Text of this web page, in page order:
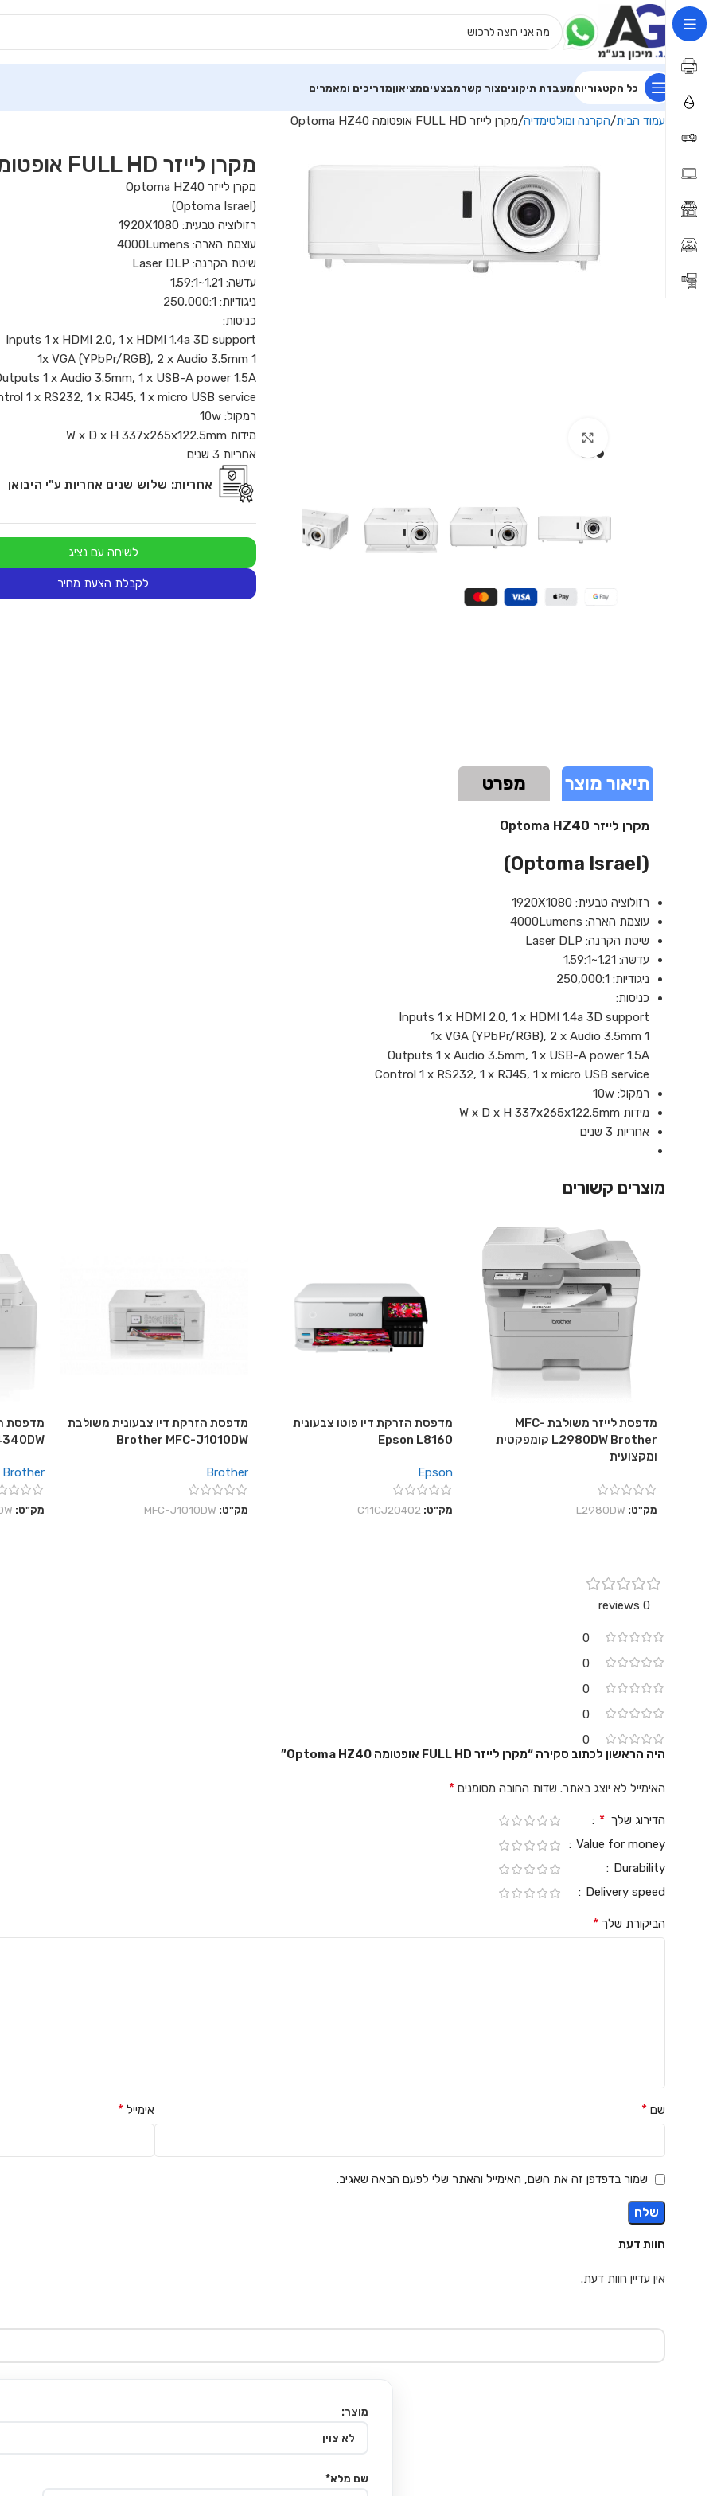
כל הקטגוריותמעבדת תיקוניםצור קשרמבצעיםמציאוןמדריכים ומאמרים
עמוד הבית הקרנה ומולטימדיה מקרן לייזר FULL HD אופטומה Optoma HZ40
מקרן לייזר FULL HD אופטומה Optoma HZ40
מקרן לייזר Optoma HZ40
(Optoma Israel)
רזולוציה טבעית: 1920X1080
עוצמת הארה: 4000Lumens
שיטת הקרנה: Laser DLP
עדשה: 1.21~1.59:1
ניגודיות: 250,000:1
כניסות:
Inputs 1 x HDMI 2.0, 1 x HDMI 1.4a 3D support
1 1x VGA (YPbPr/RGB), 2 x Audio 3.5mm
1 x Audio 3.5mm, 1 x USB-A power 1.5A
1 x RS232, 1 x RJ45, 1 x micro USB service
רמקול: 10w
מידות W x D x H 337x265x122.5mm
אחריות 3 שנים
אחריות: שלוש שנים אחריות ע"י היבואן
לשיחה עם נציג
לקבלת הצעת מחיר
תיאור מוצר מפרט
מקרן לייזר Optoma HZ40
(Optoma Israel)
רזולוציה טבעית: 1920X1080
עוצמת הארה: 4000Lumens
שיטת הקרנה: Laser DLP
עדשה: 1.21~1.59:1
ניגודיות: 250,000:1
כניסות:
Inputs 1 x HDMI 2.0, 1 x HDMI 1.4a 3D support
1 1x VGA (YPbPr/RGB), 2 x Audio 3.5mm
Outputs 1 x Audio 3.5mm, 1 x USB-A power 1.5A
Control 1 x RS232, 1 x RJ45, 1 x micro USB service
רמקול: 10w
מידות W x D x H 337x265x122.5mm
אחריות 3 שנים
מוצרים קשורים
מדפסת לייזר משולבת MFC-
L2980DW Brother קומפקטית
ומקצועית
מק"ט: L2980DW
מדפסת הזרקת דיו פוטו צבעונית
Epson L8160
Epson
מק"ט: C11CJ20402
מדפסת הזרקת דיו צבעונית משולבת
Brother MFC-J1010DW
Brother
מק"ט: MFC-J1010DW
מדפסת
Brother
מק"ט:
0 reviews
0
0
0
0
0
חוות דעת
אין עדיין חוות דעת.
היה הראשון לכתוב סקירה “מקרן לייזר FULL HD אופטומה Optoma HZ40”
האימייל לא יוצג באתר. שדות החובה מסומנים *
הדירוג שלך *
Value for money
Durability
Delivery speed
הביקורת שלך *
שם * אימייל *
שמור בדפדפן זה את השם, האימייל והאתר שלי לפעם הבאה שאגיב.
מוצר:
שם מלא*